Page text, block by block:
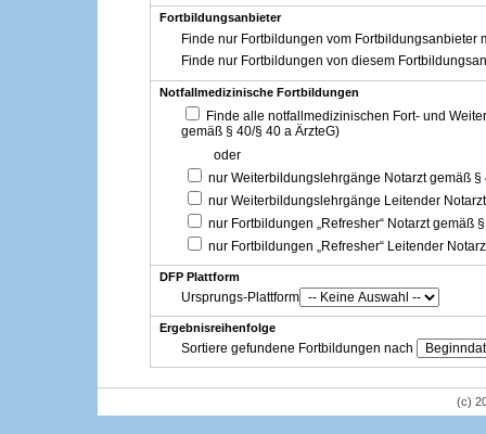
Fortbildungsanbieter
Finde nur Fortbildungen vom Fortbildungsanbieter
Finde nur Fortbildungen von diesem
Notfallmedizinische Fortbildungen
Finde alle notfallmedizinischen Fort- und
gemäß § 40/§ 40 a ÄrzteG)
oder
nur Weiterbildungslehrgänge Notarzt gemäß §
nur Weiterbildungslehrgänge Leitender
nur Fortbildungen „Refresher“ Notarzt gemäß
nur Fortbildungen „Refresher“ Leitender
DFP Plattform
Ursprungs-Plattform
Ergebnisreihenfolge
Sortiere gefundene Fortbildungen nach
(c)